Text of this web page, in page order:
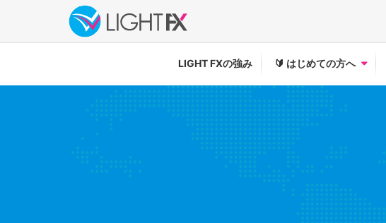
LIGHT FXの強み 🔰 はじめての方へ